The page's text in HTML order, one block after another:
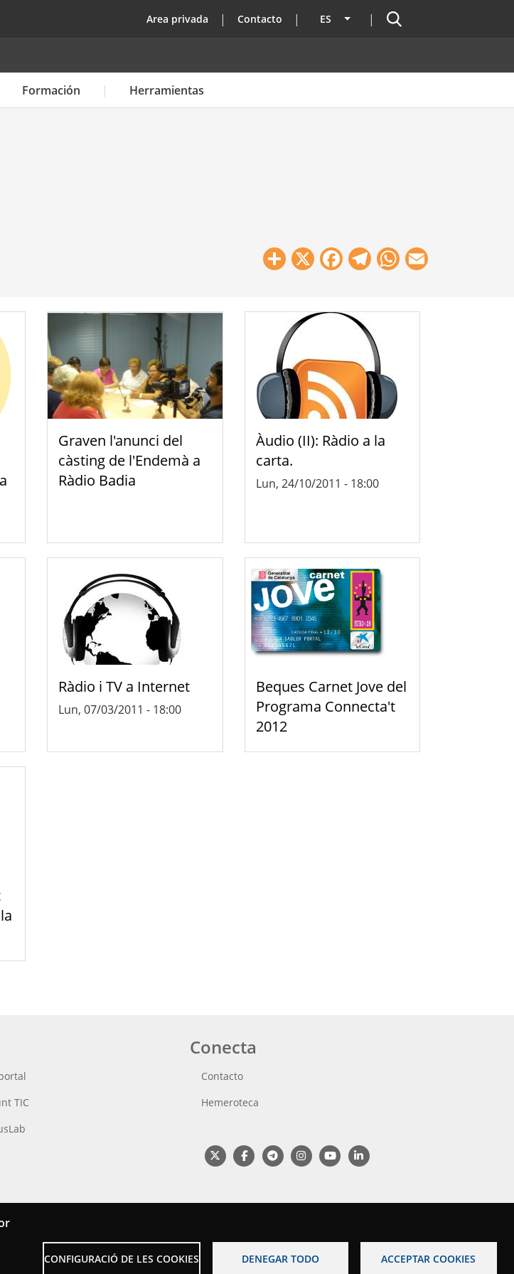
top
Area privada Contacto ES Lista adicional de acciones
Buscador
Formación Herramientas
Share
X Facebook
Telegram
WhatsApp
Graven l'anunci del
càsting de l'Endemà a
Ràdio Badia
Àudio (II): Ràdio a la
carta.
Lun, 24/10/2011 - 18:00
Ràdio i TV a Internet
Lun, 07/03/2011 - 18:00
Beques Carnet Jove del
Programa Connecta't
2012
TIC
Conecta
Contacto
Hemeroteca
CONFIGURACIÓ DE LES COOKIES DENEGAR TODO ACCEPTAR COOKIES